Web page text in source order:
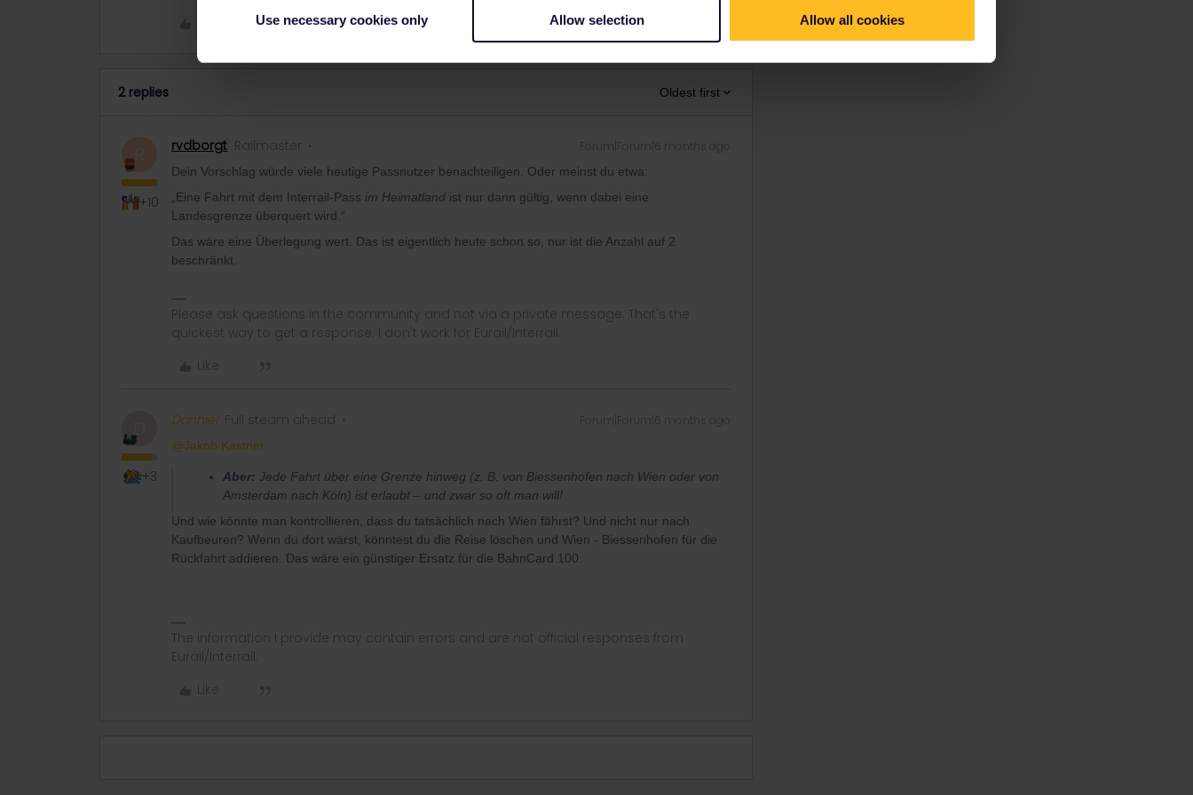
Use necessary cookies only Allow selection Allow all cookies
Share
2 replies Oldest first
+10
rvdborgt Railmaster Forum|Forum|6 months ago
Dein Vorschlag würde viele heutige Passnutzer benachteiligen. Oder meinst du etwa:
„Eine Fahrt mit dem Interrail-Pass im Heimatland ist nur dann gültig, wenn dabei eine
Landesgrenze überquert wird.“
Das wäre eine Überlegung wert. Das ist eigentlich heute schon so, nur ist die Anzahl auf 2
beschränkt.
Please ask questions in the community and not via a private message. That's the
quickest way to get a response. I don't work for Eurail/Interrail.
Like
D
+3
Danhiel Full steam ahead Forum|Forum|6 months ago
@Jakob Kastner
Aber: Jede Fahrt über eine Grenze hinweg (z. B. von Biessenhofen nach Wien oder von
Amsterdam nach Köln) ist erlaubt – und zwar so oft man will!
Und wie könnte man kontrollieren, dass du tatsächlich nach Wien fährst? Und nicht nur nach
Kaufbeuren? Wenn du dort wärst, könntest du die Reise löschen und Wien - Biessenhofen für die
Rückfahrt addieren. Das wäre ein günstiger Ersatz für die BahnCard 100.
The information I provide may contain errors and are not official responses from
Eurail/Interrail.
Like